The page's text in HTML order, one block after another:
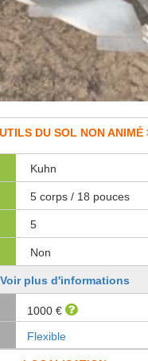
DU SOL NON ANIMÉ
Kuhn
5 corps / 18 pouces
5
Non
Voir plus d'informations
1000 €
Flexible